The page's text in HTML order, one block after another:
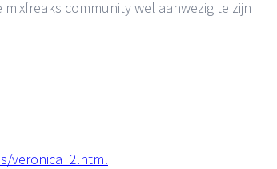
community wel aanwezig te zijn
veronica_2.html